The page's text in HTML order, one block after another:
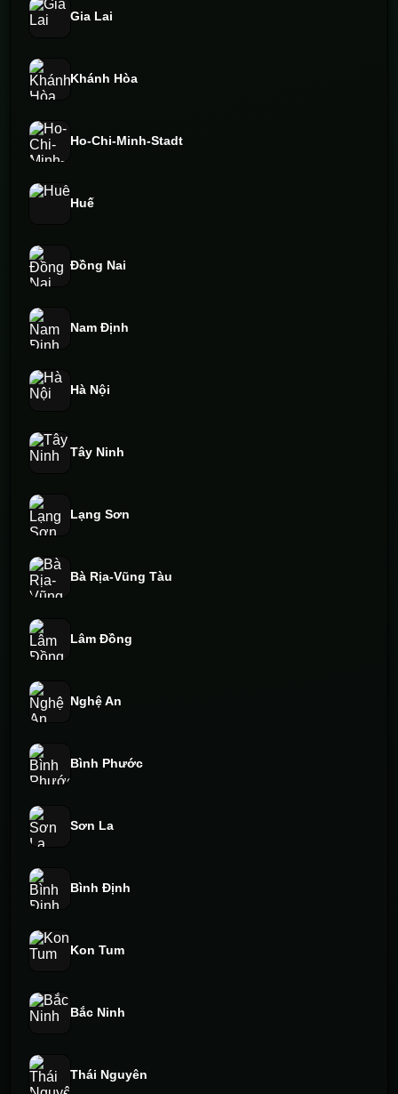
Gia Lai
Khánh Hòa
Ho-Chi-Minh-Stadt
Huế
Đồng Nai
Nam Định
Hà Nội
Tây Ninh
Lạng Sơn
Bà Rịa-Vũng Tàu
Lâm Đồng
Nghệ An
Bình Phước
Sơn La
Bình Định
Kon Tum
Bắc Ninh
Thái Nguyên